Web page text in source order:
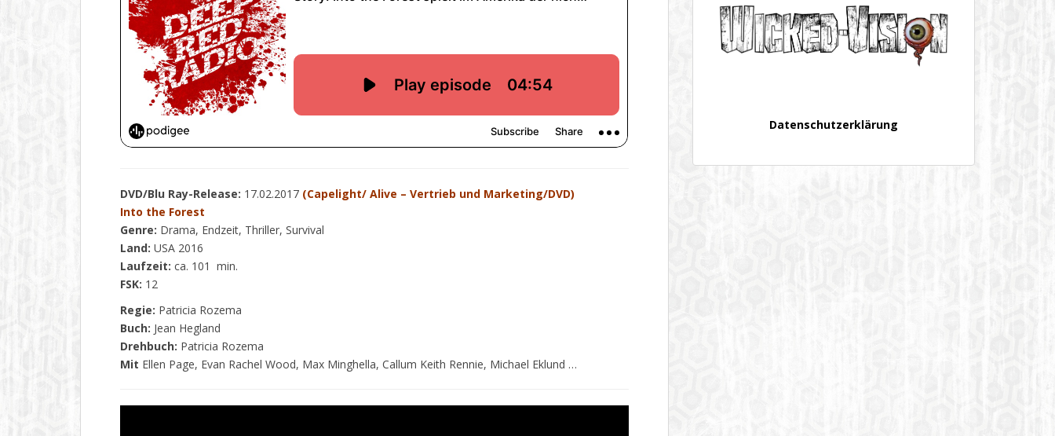
DVD/Blu Ray-Release: 17.02.2017 (Capelight/ Alive – Vertrieb und Marketing/DVD)
Into the Forest
Genre: Drama, Endzeit, Thriller, Survival
Land: USA 2016
Laufzeit: ca. 101 min.
FSK: 12
Regie: Patricia Rozema
Buch: Jean Hegland
Drehbuch: Patricia Rozema
Mit Ellen Page, Evan Rachel Wood, Max Minghella, Callum Keith Rennie, Michael Eklund …
Datenschutzerklärung